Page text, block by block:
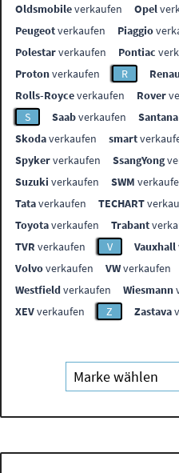
Oldsmobileverkaufen Opel
Peugeotverkaufen Piaggio
Polestarverkaufen Pontiac
Protonverkaufen R
Rolls-Royceverkaufen Rover
S
Saabverkaufen Santana
Skodaverkaufen smart
Spykerverkaufen SsangYong
Suzuki verkaufen SWM
Tataverkaufen TECHART
Toyotaverkaufen Trabant
TVR verkaufen V Vauxhall
Volvoverkaufen VWverkaufen
Westfieldverkaufen Wiesmann
XEVverkaufen Z Zastava